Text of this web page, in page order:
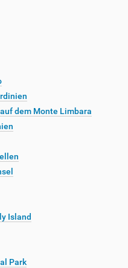
dem Monte Limbara
Island
Park